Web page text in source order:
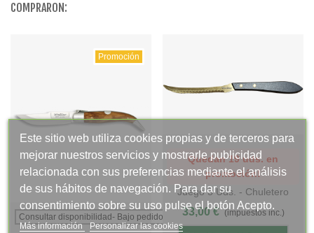
COMPRARON:
Promoción
Consultar disponibilidad- Bajo pedido
Quedan 19 uds. en
promoción!
Juego 3 Uds. - Chuletero
Vasco TITANIO ORO 12 Cm -
33,00 € (impuestos inc.)
Este sitio web utiliza cookies propias y de terceros para
mejorar nuestros servicios y mostrarle publicidad
relacionada con sus preferencias mediante el análisis
de sus hábitos de navegación. Para dar su
consentimiento sobre su uso pulse el botón Acepto.
Más información Personalizar las cookies